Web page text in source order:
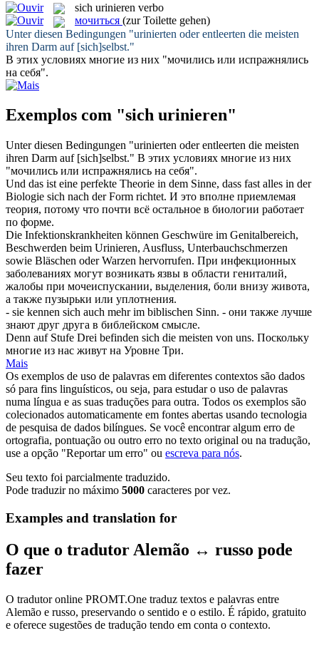
sich urinieren verbo
мочиться (zur Toilette gehen)
Unter diesen Bedingungen "urinierten oder entleerten die meisten
ihren Darm auf [sich]selbst."
В этих условиях многие из них "мочились или испражнялись
на себя".
Exemplos com "sich urinieren"
Unter diesen Bedingungen "urinierten oder entleerten die meisten
ihren Darm auf [sich]selbst." В этих условиях многие из них
"мочились или испражнялись на себя".
Und das ist eine perfekte Theorie in dem Sinne, dass fast alles in der
Biologie sich nach der Form richtet. И это вполне приемлемая
теория, потому что почти всё остальное в биологии работает
по форме.
Die Infektionskrankheiten können Geschwüre im Genitalbereich,
Beschwerden beim Urinieren, Ausfluss, Unterbauchschmerzen
sowie Bläschen oder Warzen hervorrufen. При инфекционных
заболеваниях могут возникать язвы в области гениталий,
жалобы при мочеиспускании, выделения, боли внизу живота,
а также пузырьки или уплотнения.
- sie kennen sich auch mehr im biblischen Sinn. - они также лучше
знают друг друга в библейском смысле.
Denn auf Stufe Drei befinden sich die meisten von uns. Поскольку
многие из нас живут на Уровне Три.
Mais
Os exemplos de uso de palavras em diferentes contextos são dados
só para fins linguísticos, ou seja, para estudar o uso de palavras
numa língua e as suas traduções para outra. Todos os exemplos são
colecionados automaticamente em fontes abertas usando tecnologia
de pesquisa de dados bilíngues. Se você encontrar algum erro de
ortografia, pontuação ou outro erro no texto original ou na tradução,
use a opção "Reportar um erro" ou escreva para nós.
Seu texto foi parcialmente traduzido.
Pode traduzir no máximo 5000 caracteres por vez.
Examples and translation for
O que o tradutor Alemão ↔ russo pode
fazer
O tradutor online PROMT.One traduz textos e palavras entre
Alemão e russo, preservando o sentido e o estilo. É rápido, gratuito
e oferece sugestões de tradução tendo em conta o contexto.